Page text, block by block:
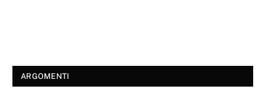
ARGOMENTI